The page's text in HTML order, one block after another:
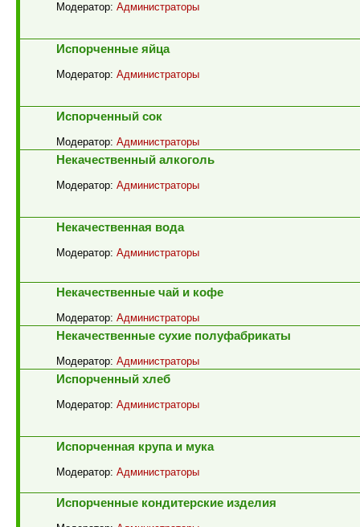
Модератор: Администраторы
Испорченные яйца
Модератор: Администраторы
Испорченный сок
Модератор: Администраторы
Некачественный алкоголь
Модератор: Администраторы
Некачественная вода
Модератор: Администраторы
Некачественные чай и кофе
Модератор: Администраторы
Некачественные сухие полуфабрикаты
Модератор: Администраторы
Испорченный хлеб
Модератор: Администраторы
Испорченная крупа и мука
Модератор: Администраторы
Испорченные кондитерские изделия